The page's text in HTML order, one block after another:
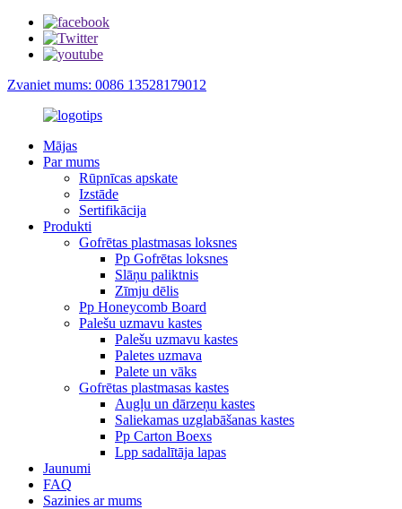
Zvaniet mums: 0086 13528179012
Mājas
Par mums
Rūpnīcas apskate
Izstāde
Sertifikācija
Produkti
Gofrētas plastmasas loksnes
Pp Gofrētas loksnes
Slāņu paliktnis
Zīmju dēlis
Pp Honeycomb Board
Palešu uzmavu kastes
Palešu uzmavu kastes
Paletes uzmava
Palete un vāks
Gofrētas plastmasas kastes
Augļu un dārzeņu kastes
Saliekamas uzglabāšanas kastes
Pp Carton Boexs
Lpp sadalītāja lapas
Jaunumi
FAQ
Sazinies ar mums